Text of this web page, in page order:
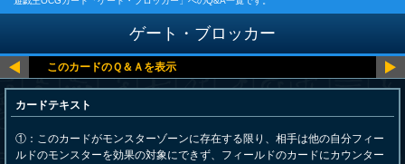
ゲート・ブロッカー
カードテキスト
①：このカードがモンスターゾーンに存在する限り、相手は他の自分フィー
ルドのモンスターを効果の対象にできず、フィールドのカードにカウンター